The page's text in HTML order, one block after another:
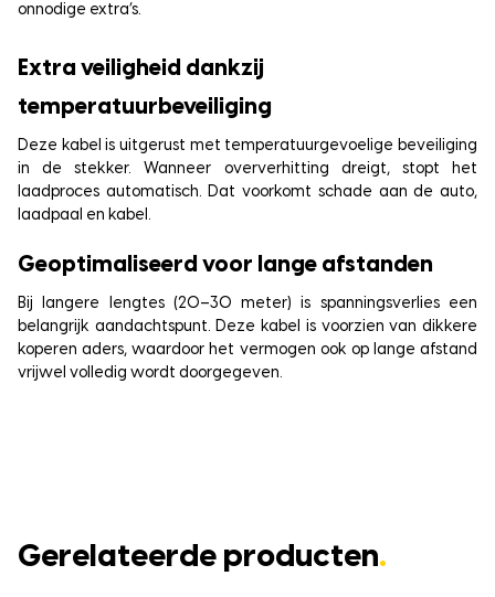
onnodige extra’s.
Extra veiligheid dankzij
temperatuurbeveiliging
Deze kabel is uitgerust met temperatuurgevoelige beveiliging
in de stekker. Wanneer oververhitting dreigt, stopt het
laadproces automatisch. Dat voorkomt schade aan de auto,
laadpaal en kabel.
Geoptimaliseerd voor lange afstanden
Bij langere lengtes (20–30 meter) is spanningsverlies een
belangrijk aandachtspunt. Deze kabel is voorzien van dikkere
koperen aders, waardoor het vermogen ook op lange afstand
vrijwel volledig wordt doorgegeven.
Gerelateerde producten.